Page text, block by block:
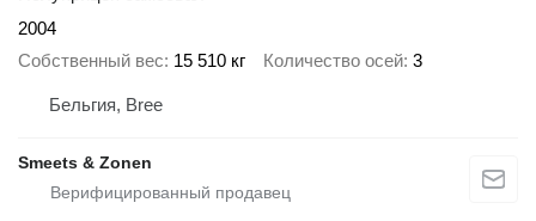
2004
Собственный вес 15 510 кг Количество осей 3
Бельгия, Bree
Smeets & Zonen